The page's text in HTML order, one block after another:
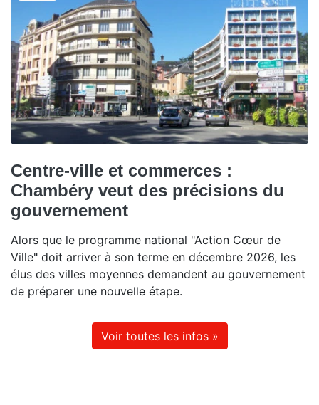
Centre-ville et commerces :
Chambéry veut des précisions du
gouvernement
Alors que le programme national "Action Cœur de
Ville" doit arriver à son terme en décembre 2026, les
élus des villes moyennes demandent au gouvernement
de préparer une nouvelle étape.
Voir toutes les infos »